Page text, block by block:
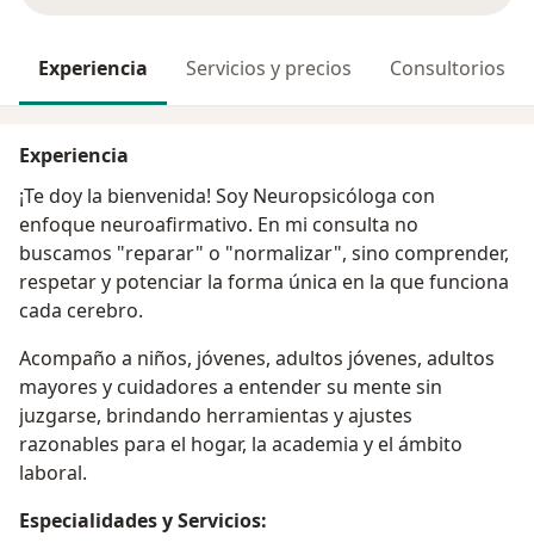
Experiencia Servicios y precios Consultorios
Experiencia
¡Te doy la bienvenida! Soy Neuropsicóloga con
enfoque neuroafirmativo. En mi consulta no
buscamos "reparar" o "normalizar", sino comprender,
respetar y potenciar la forma única en la que funciona
cada cerebro.
Acompaño a niños, jóvenes, adultos jóvenes, adultos
mayores y cuidadores a entender su mente sin
juzgarse, brindando herramientas y ajustes
razonables para el hogar, la academia y el ámbito
laboral.
Especialidades y Servicios: